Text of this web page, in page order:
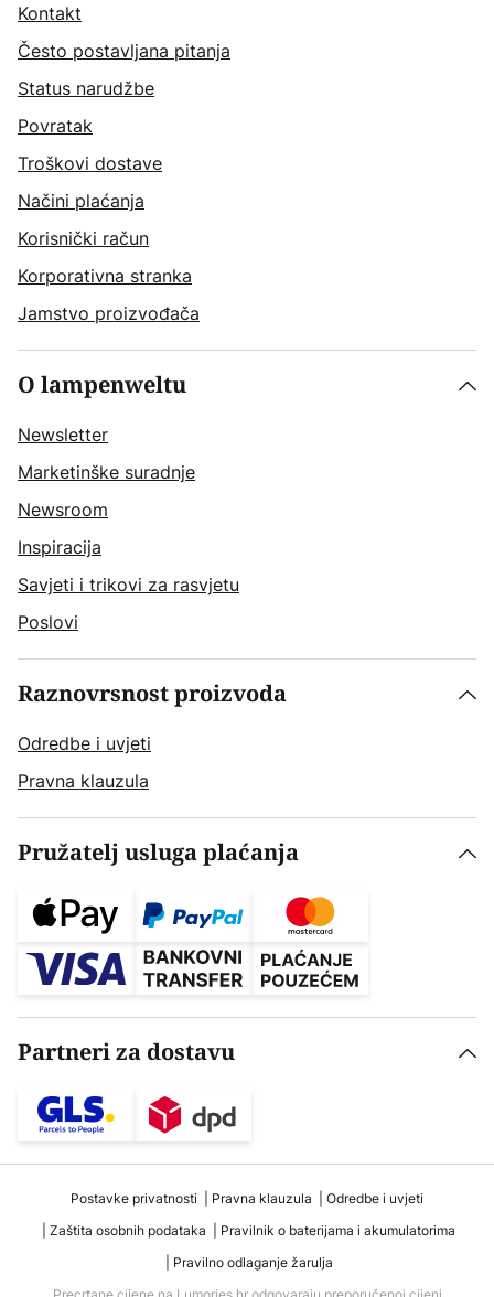
Kontakt
Često postavljana pitanja
Status narudžbe
Povratak
Troškovi dostave
Načini plaćanja
Korisnički račun
Korporativna stranka
Jamstvo proizvođača
O lampenweltu
Newsletter
Marketinške suradnje
Newsroom
Inspiracija
Savjeti i trikovi za rasvjetu
Poslovi
Raznovrsnost proizvoda
Odredbe i uvjeti
Pravna klauzula
Pružatelj usluga plaćanja
Partneri za dostavu
Postavke privatnosti Pravna klauzula
Odredbe i uvjeti
Zaštita osobnih podataka
Pravilnik o baterijama i akumulatorima
Pravilno odlaganje žarulja